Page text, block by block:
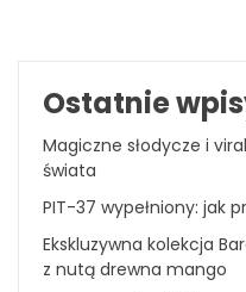
Ostatnie
Magiczne słodycze i
świata
PIT-37 wypełniony: jak
Ekskluzywna kolekcja
z nutą drewna mango